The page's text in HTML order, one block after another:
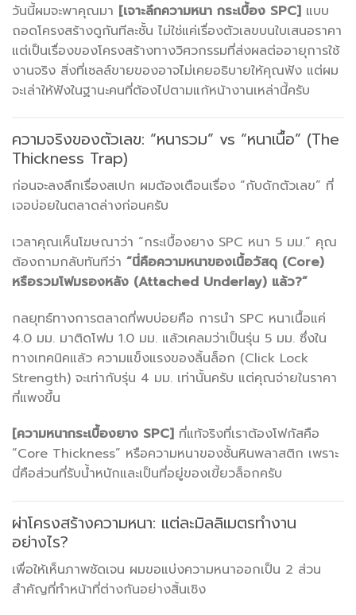
วันนี้ผมจะพาคุณมา [เจาะลึกความหนา กระเบื้อง SPC] แบบ
ถอดโครงสร้างดูกันทีละชั้น ไม่ใช่แค่เรื่องตัวเลขบนใบเสนอราคา
แต่เป็นเรื่องของโครงสร้างทางวิศวกรรมที่ส่งผลต่ออายุการใช้
งานจริง สิ่งที่เซลล์ขายของอาจไม่เคยอธิบายให้คุณฟัง แต่ผม
จะเล่าให้ฟังในฐานะคนที่ต้องไปตามแก้หน้างานเหล่านี้ครับ
ความจริงของตัวเลข: “หนารวม” vs “หนาเนื้อ” (The
Thickness Trap)
ก่อนจะลงลึกเรื่องสเปก ผมต้องเตือนเรื่อง “กับดักตัวเลข” ที่
เจอบ่อยในตลาดล่างก่อนครับ
เวลาคุณเห็นโฆษณาว่า “กระเบื้องยาง SPC หนา 5 มม.” คุณ
ต้องถามกลับทันทีว่า “นี่คือความหนาของเนื้อวัสดุ (Core)
หรือรวมโฟมรองหลัง (Attached Underlay) แล้ว?”
กลยุทธ์ทางการตลาดที่พบบ่อยคือ การนำ SPC หนาเนื้อแค่
4.0 มม. มาติดโฟม 1.0 มม. แล้วเคลมว่าเป็นรุ่น 5 มม. ซึ่งใน
ทางเทคนิคแล้ว ความแข็งแรงของลิ้นล็อก (Click Lock
Strength) จะเท่ากับรุ่น 4 มม. เท่านั้นครับ แต่คุณจ่ายในราคา
ที่แพงขึ้น
[ความหนากระเบื้องยาง SPC] ที่แท้จริงที่เราต้องโฟกัสคือ
“Core Thickness” หรือความหนาของชั้นหินพลาสติก เพราะ
นี่คือส่วนที่รับน้ำหนักและเป็นที่อยู่ของเขี้ยวล็อกครับ
ผ่าโครงสร้างความหนา: แต่ละมิลลิเมตรทำงาน
อย่างไร?
เพื่อให้เห็นภาพชัดเจน ผมขอแบ่งความหนาออกเป็น 2 ส่วน
สำคัญที่ทำหน้าที่ต่างกันอย่างสิ้นเชิง